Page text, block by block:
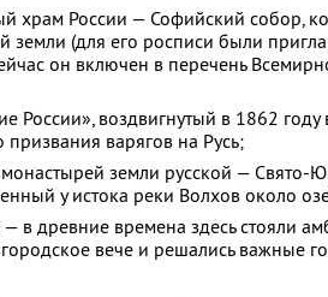
храм России — Софийский собор,
земли (для его росписи были
он включен в перечень
России», воздвигнутый в 1862 году
варягов на Русь;
земли русской — Свято-
у истока реки Волхов около
в древние времена здесь стояли
вече и решались важные